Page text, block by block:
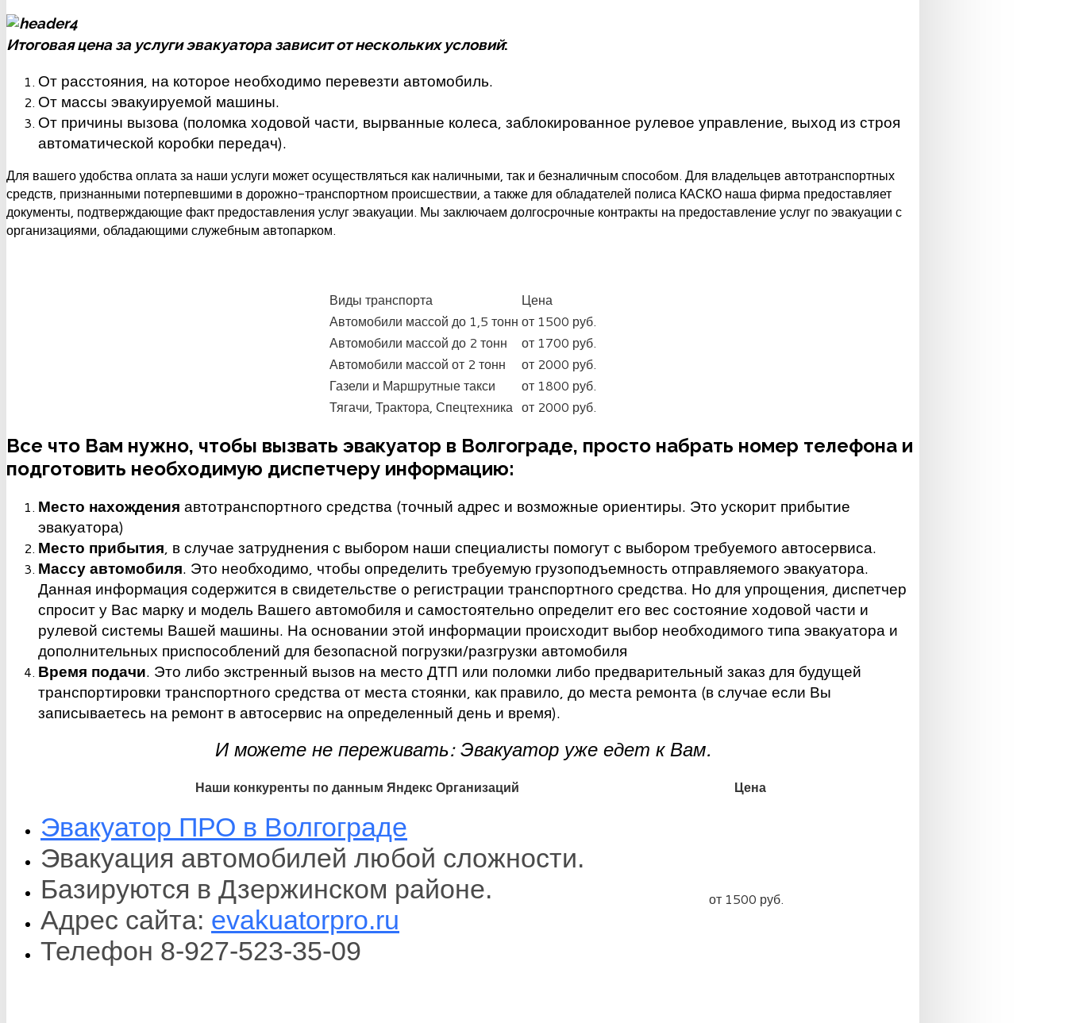
Итоговая цена за услуги эвакуатора зависит от нескольких условий:
От расстояния, на которое необходимо перевезти автомобиль.
От массы эвакуируемой машины.
От причины вызова (поломка ходовой части, вырванные колеса, заблокированное рулевое управление, выход из строя
автоматической коробки передач).
Для вашего удобства оплата за наши услуги может осуществляться как наличными, так и безналичным способом. Для владельцев автотранспортных
средств, признанными потерпевшими в дорожно-транспортном происшествии, а также для обладателей полиса КАСКО наша фирма предоставляет
документы, подтверждающие факт предоставления услуг эвакуации. Мы заключаем долгосрочные контракты на предоставление услуг по эвакуации с
организациями, обладающими служебным автопарком.
Виды транспорта
Цена
Автомобили массой до 1,5 тонн от 1500 руб.
Автомобили массой до 2 тонн
от 1700 руб.
Автомобили массой от 2 тонн
от 2000 руб.
Газели и Маршрутные такси
от 1800 руб.
Тягачи, Трактора, Спецтехника от 2000 руб.
Все что Вам нужно, чтобы вызвать эвакуатор в Волгограде, просто набрать номер телефона и
подготовить необходимую диспетчеру информацию:
Место нахождения автотранспортного средства (точный адрес и возможные ориентиры. Это ускорит прибытие
эвакуатора)
Место прибытия, в случае затруднения с выбором наши специалисты помогут с выбором требуемого автосервиса.
Массу автомобиля. Это необходимо, чтобы определить требуемую грузоподъемность отправляемого эвакуатора.
Данная информация содержится в свидетельстве о регистрации транспортного средства. Но для упрощения, диспетчер
спросит у Вас марку и модель Вашего автомобиля и самостоятельно определит его вес состояние ходовой части и
рулевой системы Вашей машины. На основании этой информации происходит выбор необходимого типа эвакуатора и
дополнительных приспособлений для безопасной погрузки/разгрузки автомобиля
Время подачи. Это либо экстренный вызов на место ДТП или поломки либо предварительный заказ для будущей
транспортировки транспортного средства от места стоянки, как правило, до места ремонта (в случае если Вы
записываетесь на ремонт в автосервис на определенный день и время).
И можете не переживать: Эвакуатор уже едет к Вам.
Наши конкуренты по данным Яндекс Организаций Цена
Эвакуатор ПРО в Волгограде
Эвакуация автомобилей любой сложности.
Базируются в Дзержинском районе.
Адрес сайта: evakuatorpro.ru
Телефон 8-927-523-35-09
от 1500 руб.